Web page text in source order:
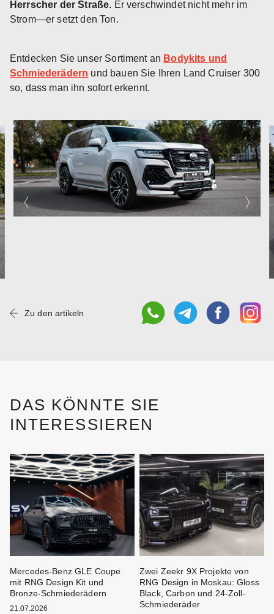
Herrscher der Straße. Er verschwindet nicht mehr im
Strom—er setzt den Ton.
Entdecken Sie unser Sortiment an Bodykits und
Schmiederädern und bauen Sie Ihren Land Cruiser 300
so, dass man ihn sofort erkennt.
Zu den artikeln
DAS KÖNNTE SIE
INTERESSIEREN
Mercedes-Benz GLE Coupe
mit RNG Design Kit und
Bronze-Schmiederädern
21.07.2026
Zwei Zeekr 9X Projekte von
RNG Design in Moskau: Gloss
Black, Carbon und 24-Zoll-
Schmiederäder